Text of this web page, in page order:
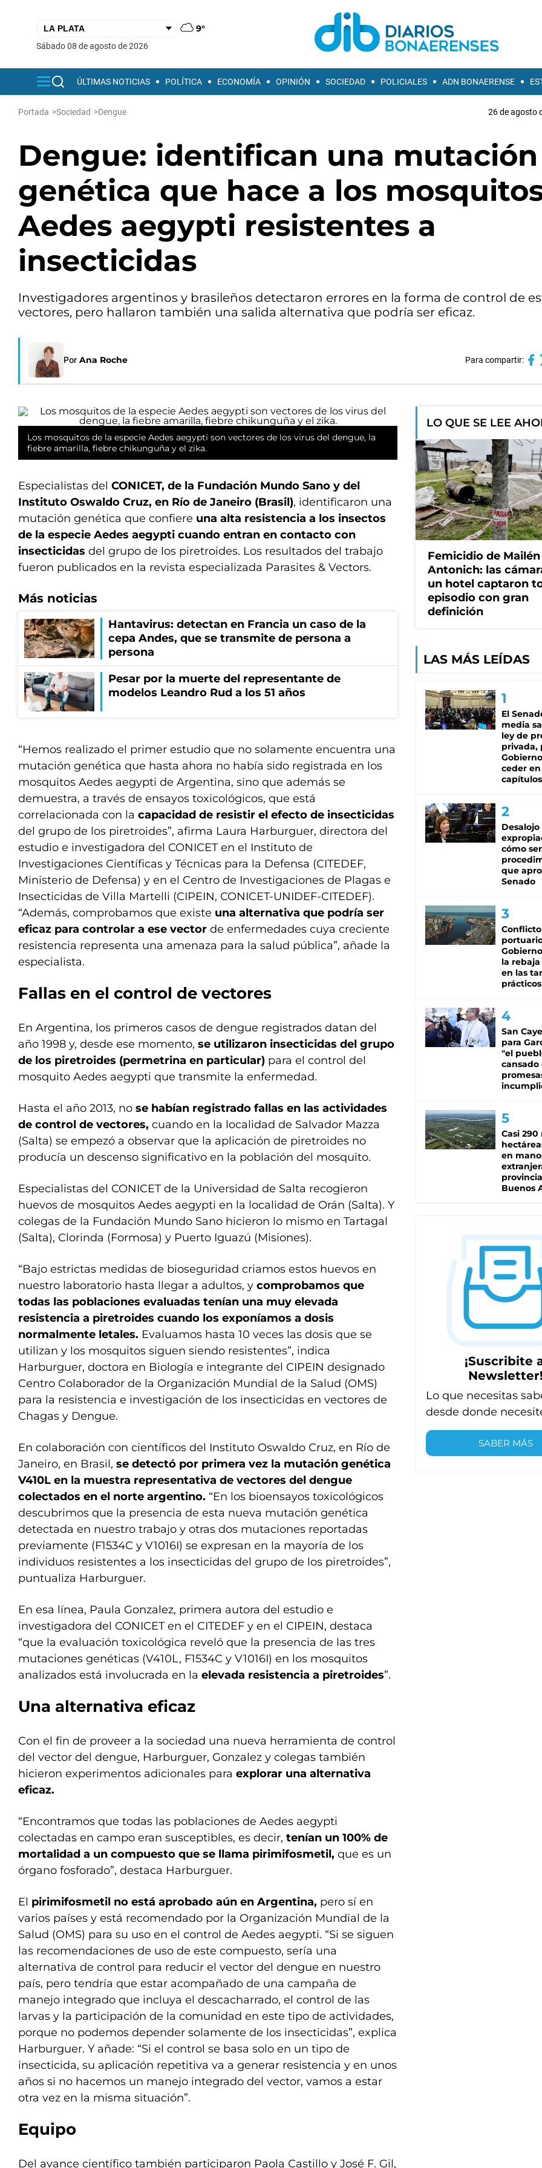
9°
sábado 08 de agosto de 2026
ÚLTIMAS NOTICIAS POLÍTICA ECONOMÍA OPINIÓN SOCIEDAD POLICIALES ADN BONAERENSE
Portada >Sociedad >Dengue 26 de agosto
Dengue: identifican una mutación
genética que hace a los
Aedes aegypti resistentes a
insecticidas
Investigadores argentinos y brasileños detectaron errores en la forma de control de
vectores, pero hallaron también una salida alternativa que podría ser eficaz.
Por Ana Roche Para compartir:
Los mosquitos de la especie Aedes aegypti son vectores de los virus del dengue, la
fiebre amarilla, fiebre chikunguña y el zika.
Especialistas del CONICET, de la Fundación Mundo Sano y del
Instituto Oswaldo Cruz, en Río de Janeiro (Brasil), identificaron una
mutación genética que confiere una alta resistencia a los insectos
de la especie Aedes aegypti cuando entran en contacto con
insecticidas del grupo de los piretroides. Los resultados del trabajo
fueron publicados en la revista especializada Parasites & Vectors.
Más noticias
Hantavirus: detectan en Francia un caso de la
cepa Andes, que se transmite de persona a
persona
Pesar por la muerte del representante de
modelos Leandro Rud a los 51 años
“Hemos realizado el primer estudio que no solamente encuentra una
mutación genética que hasta ahora no había sido registrada en los
mosquitos Aedes aegypti de Argentina, sino que además se
demuestra, a través de ensayos toxicológicos, que está
correlacionada con la capacidad de resistir el efecto de insecticidas
del grupo de los piretroides”, afirma Laura Harburguer, directora del
estudio e investigadora del CONICET en el Instituto de
Investigaciones Científicas y Técnicas para la Defensa (CITEDEF,
Ministerio de Defensa) y en el Centro de Investigaciones de Plagas e
Insecticidas de Villa Martelli (CIPEIN, CONICET-UNIDEF-CITEDEF).
“Además, comprobamos que existe una alternativa que podría ser
eficaz para controlar a ese vector de enfermedades cuya creciente
resistencia representa una amenaza para la salud pública”, añade la
especialista.
Fallas en el control de vectores
En Argentina, los primeros casos de dengue registrados datan del
año 1998 y, desde ese momento, se utilizaron insecticidas del grupo
de los piretroides (permetrina en particular) para el control del
mosquito Aedes aegypti que transmite la enfermedad.
Hasta el año 2013, no se habían registrado fallas en las actividades
de control de vectores, cuando en la localidad de Salvador Mazza
(Salta) se empezó a observar que la aplicación de piretroides no
producía un descenso significativo en la población del mosquito.
Especialistas del CONICET de la Universidad de Salta recogieron
huevos de mosquitos Aedes aegypti en la localidad de Orán (Salta). Y
colegas de la Fundación Mundo Sano hicieron lo mismo en Tartagal
(Salta), Clorinda (Formosa) y Puerto Iguazú (Misiones).
“Bajo estrictas medidas de bioseguridad criamos estos huevos en
nuestro laboratorio hasta llegar a adultos, y comprobamos que
todas las poblaciones evaluadas tenían una muy elevada
resistencia a piretroides cuando los exponíamos a dosis
normalmente letales. Evaluamos hasta 10 veces las dosis que se
utilizan y los mosquitos siguen siendo resistentes”, indica
Harburguer, doctora en Biología e integrante del CIPEIN designado
Centro Colaborador de la Organización Mundial de la Salud (OMS)
para la resistencia e investigación de los insecticidas en vectores de
Chagas y Dengue.
En colaboración con científicos del Instituto Oswaldo Cruz, en Río de
Janeiro, en Brasil, se detectó por primera vez la mutación genética
V410L en la muestra representativa de vectores del dengue
colectados en el norte argentino. “En los bioensayos toxicológicos
descubrimos que la presencia de esta nueva mutación genética
detectada en nuestro trabajo y otras dos mutaciones reportadas
previamente (F1534C y V1016I) se expresan en la mayoría de los
individuos resistentes a los insecticidas del grupo de los piretroides”,
puntualiza Harburguer.
En esa línea, Paula Gonzalez, primera autora del estudio e
investigadora del CONICET en el CITEDEF y en el CIPEIN, destaca
“que la evaluación toxicológica reveló que la presencia de las tres
mutaciones genéticas (V410L, F1534C y V1016I) en los mosquitos
analizados está involucrada en la elevada resistencia a piretroides”.
Una alternativa eficaz
Con el fin de proveer a la sociedad una nueva herramienta de control
del vector del dengue, Harburguer, Gonzalez y colegas también
hicieron experimentos adicionales para explorar una alternativa
eficaz.
“Encontramos que todas las poblaciones de Aedes aegypti
colectadas en campo eran susceptibles, es decir, tenían un 100% de
mortalidad a un compuesto que se llama pirimifosmetil, que es un
órgano fosforado”, destaca Harburguer.
El pirimifosmetil no está aprobado aún en Argentina, pero sí en
varios países y está recomendado por la Organización Mundial de la
Salud (OMS) para su uso en el control de Aedes aegypti. “Si se siguen
las recomendaciones de uso de este compuesto, sería una
alternativa de control para reducir el vector del dengue en nuestro
país, pero tendría que estar acompañado de una campaña de
manejo integrado que incluya el descacharrado, el control de las
larvas y la participación de la comunidad en este tipo de actividades,
porque no podemos depender solamente de los insecticidas”, explica
Harburguer. Y añade: “Si el control se basa solo en un tipo de
insecticida, su aplicación repetitiva va a generar resistencia y en unos
años si no hacemos un manejo integrado del vector, vamos a estar
otra vez en la misma situación”.
Equipo
Del avance científico también participaron Paola Castillo y José F. Gil,
LO QUE SE LEE
Femicidio de Mailén
Antonich: las
un hotel captaron
episodio con gran
definición
LAS MÁS LEÍDAS
El
media
ley de
privada,
ceder
capítulos
cómo
que
Senado
Conflicto
la rebaja
en las
prácticos
San
para
"el
cansado
Casi 290
en
Buenos
¡Suscribite
Newsletter!
Lo que necesitas
desde donde
SABER MÁS